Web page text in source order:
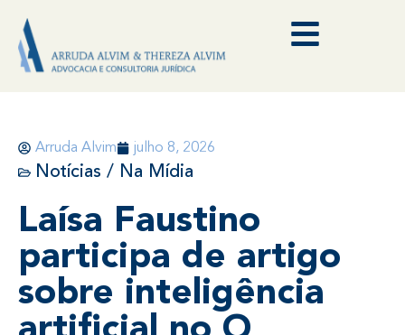
Arruda Alvim julho 8, 2026
Notícias / Na Mídia
Laísa Faustino
participa de artigo
sobre inteligência